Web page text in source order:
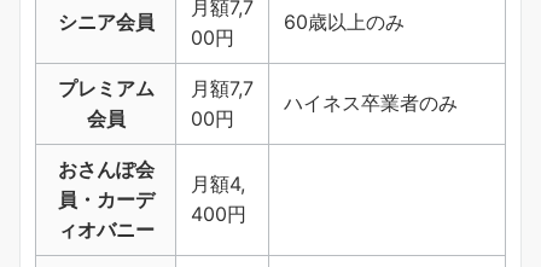
シニア会員
月額7,7
00円
60歳以上のみ
プレミアム
会員
月額7,7
00円
ハイネス卒業者のみ
おさんぽ会
員・カーデ
ィオバニー
月額4,
400円